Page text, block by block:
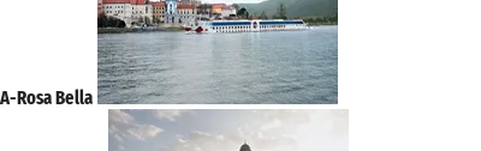
A-Rosa Bella